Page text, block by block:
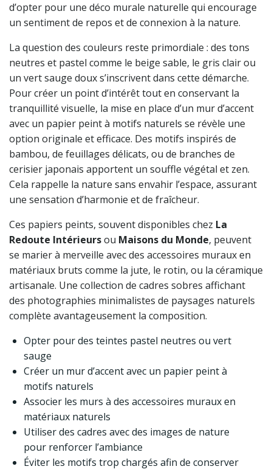
d’opter pour une déco murale naturelle qui encourage
un sentiment de repos et de connexion à la nature.
La question des couleurs reste primordiale : des tons
neutres et pastel comme le beige sable, le gris clair ou
un vert sauge doux s’inscrivent dans cette démarche.
Pour créer un point d’intérêt tout en conservant la
tranquillité visuelle, la mise en place d’un mur d’accent
avec un papier peint à motifs naturels se révèle une
option originale et efficace. Des motifs inspirés de
bambou, de feuillages délicats, ou de branches de
cerisier japonais apportent un souffle végétal et zen.
Cela rappelle la nature sans envahir l’espace, assurant
une sensation d’harmonie et de fraîcheur.
Ces papiers peints, souvent disponibles chez La
Redoute Intérieursou Maisons du Monde, peuvent
se marier à merveille avec des accessoires muraux en
matériaux bruts comme la jute, le rotin, ou la céramique
artisanale. Une collection de cadres sobres affichant
des photographies minimalistes de paysages naturels
complète avantageusement la composition.
Opter pour des teintes pastel neutres ou vert
sauge
Créer un mur d’accent avec un papier peint à
motifs naturels
Associer les murs à des accessoires muraux en
matériaux naturels
Utiliser des cadres avec des images de nature
pour renforcer l’ambiance
Éviter les motifs trop chargés afin de conserver